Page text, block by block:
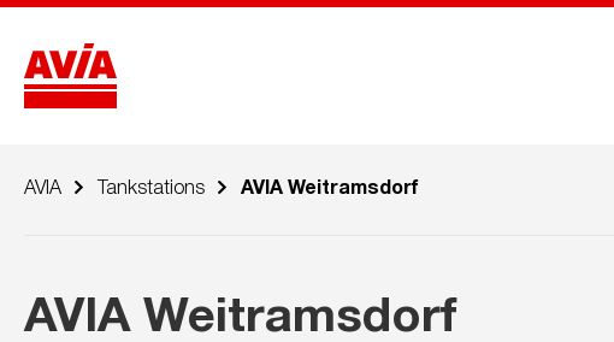
AVIA Tankstations AVIA Weitramsdorf
AVIA Weitramsdorf